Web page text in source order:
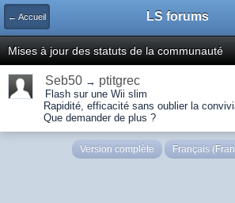
← Accueil LS forums
Mises à jour des statuts de la communauté
Seb50 → ptitgrec
Flash sur une Wii slim
Rapidité, efficacité sans oublier la
Que demander de plus ?
Version complète Français